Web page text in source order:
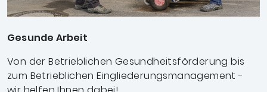
Gesunde Arbeit
Von der Betrieblichen Gesundheitsförderung bis
zum Betrieblichen Eingliederungsmanagement -